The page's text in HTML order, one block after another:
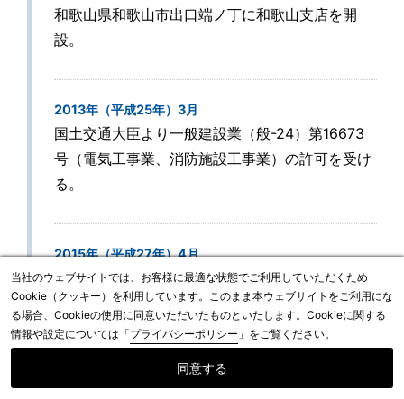
和歌山県和歌山市出口端ノ丁に和歌山支店を開
設。
2013年（平成25年）3月
国土交通大臣より一般建設業（般-24）第16673
号（電気工事業、消防施設工事業）の許可を受け
る。
2015年（平成27年）4月
大阪府大阪市都島区片町に大阪営業所（現：関西
支社）を開設。
2015年（平成27年）7月
当社のウェブサイトでは、お客様に最適な状態でご利用していただくため
Cookie（クッキー）を利用しています。このまま本ウェブサイトをご利用にな
る場合、Cookieの使用に同意いただいたものといたします。Cookieに関する
情報や設定については「プライバシーポリシー 」をご覧ください。
同意する